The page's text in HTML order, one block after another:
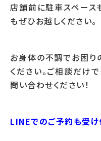
店舗前に駐車スペース
もぜひお越しください。
お身体の不調でお困り
ください。ご相談だけ
問い合わせください！
LINEでのご予約も受け